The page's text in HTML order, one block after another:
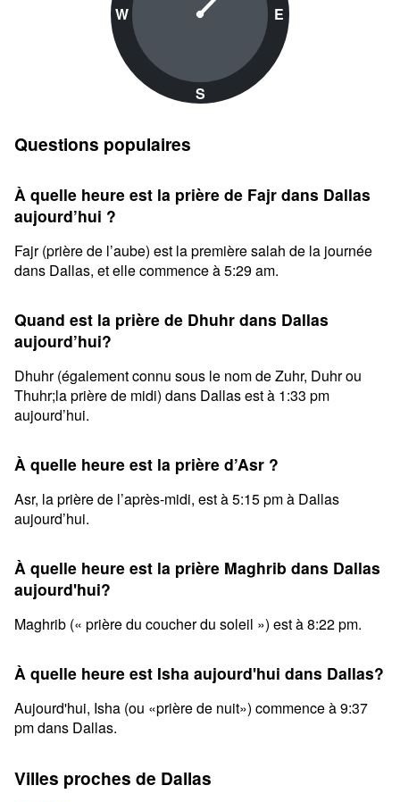
W
S
E
Questions populaires
À quelle heure est la prière de Fajr dans Dallas
aujourd’hui ?
Fajr (prière de l’aube) est la première salah de la journée
dans Dallas, et elle commence à 5:29 am.
Quand est la prière de Dhuhr dans Dallas
aujourd’hui?
Dhuhr (également connu sous le nom de Zuhr, Duhr ou
Thuhr;la prière de midi) dans Dallas est à 1:33 pm
aujourd’hui.
À quelle heure est la prière d’Asr ?
Asr, la prière de l’après-midi, est à 5:15 pm à Dallas
aujourd’hui.
À quelle heure est la prière Maghrib dans Dallas
aujourd'hui?
Maghrib (« prière du coucher du soleil ») est à 8:22 pm.
À quelle heure est Isha aujourd'hui dans Dallas?
Aujourd'hui, Isha (ou «prière de nuit») commence à 9:37
pm dans Dallas.
Villes proches de Dallas